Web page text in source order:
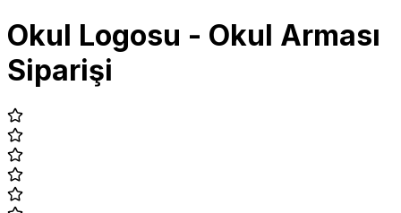
Okul Logosu - Okul Arması
Siparişi